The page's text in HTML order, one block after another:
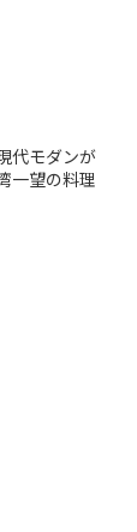
代モダンが
一望の料理